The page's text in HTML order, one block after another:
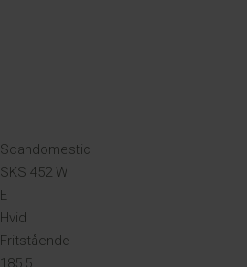
Scandomestic
SKS 452 W
E
Hvid
Fritstående
185,5